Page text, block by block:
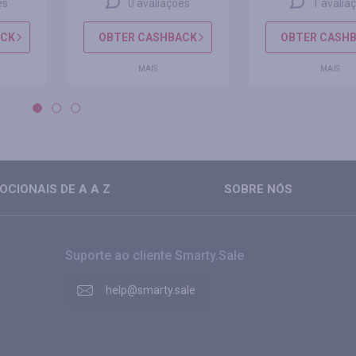
0 avaliações
OBTER CASHBACK
MAIS
1
OBTER
MAIS
DE A A Z SOBRE NÓS
Suporte ao cliente Smarty.Sale
help@smarty.sale